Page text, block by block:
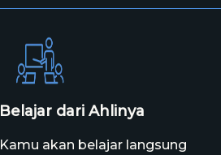
Belajar dari Ahlinya
Kamu akan belajar langsung